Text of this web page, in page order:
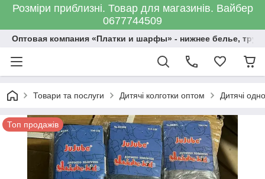
Розміри приблизні. Товар для магазинів. Вайбер
0677744509
Оптовая компания «Платки и шарфы» - нижнее белье,
Товари та послуги Дитячі колготки оптом Дитячі
Топ продажів